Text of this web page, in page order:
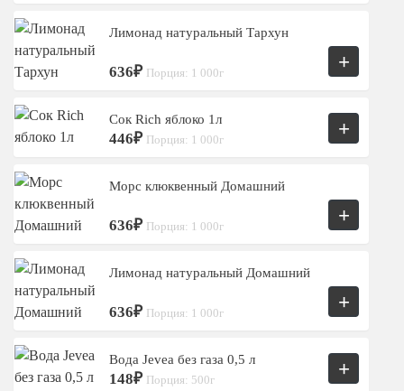
Лимонад натуральный Тархун
636₽ Порция: 1 000г +
Сок Rich яблоко 1л
446₽ Порция: 1 000г +
Морс клюквенный Домашний
636₽ Порция: 1 000г +
Лимонад натуральный Домашний
636₽ Порция: 1 000г +
Вода Jevea без газа 0,5 л
148₽ Порция: 500г +